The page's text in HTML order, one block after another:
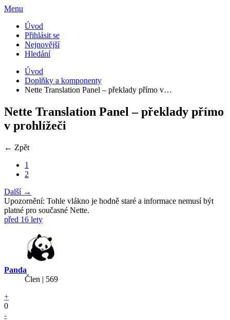
Menu
Úvod
Přihlásit se
Nejnovější
Hledání
Úvod
Doplňky a komponenty
Nette Translation Panel – překlady přímo v…
Nette Translation Panel – překlady přímo
v prohlížeči
← Zpět
1
2
Další →
Upozornění: Tohle vlákno je hodně staré a informace nemusí být
platné pro současné Nette.
před 16 lety
Panda
Člen | 569
+
0
-